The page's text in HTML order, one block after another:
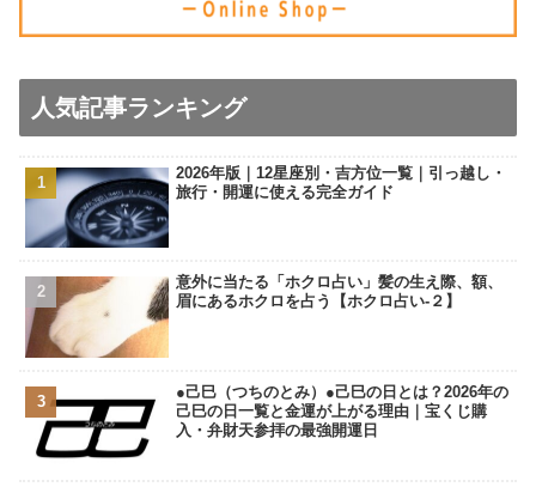
人気記事ランキング
2026年版｜12星座別・吉方位一覧｜引っ越し・
旅行・開運に使える完全ガイド
意外に当たる「ホクロ占い」髪の生え際、額、
眉にあるホクロを占う【ホクロ占い‐２】
●己巳（つちのとみ）●己巳の日とは？2026年の
己巳の日一覧と金運が上がる理由｜宝くじ購
入・弁財天参拝の最強開運日